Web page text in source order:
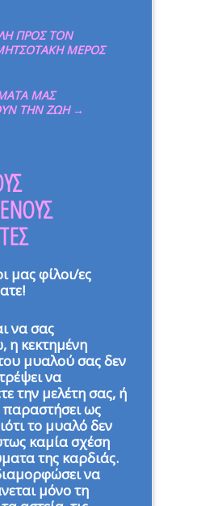
ΠΡΟΣ ΤΟΝ
ΜΕΡΟΣ
ΜΑΣ
ΤΗΝ ΖΩΗ →
μας φίλοι/ες
να σας
η κεκτημένη
μυαλού σας δεν
να
την μελέτη σας, ή
ως
το μυαλό δεν
καμία σχέση
της καρδιάς.
να
μόνο τη